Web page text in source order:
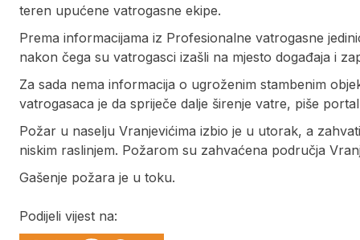
teren upućene vatrogasne ekipe.
Prema informacijama iz Profesionalne vatrogasne
nakon čega su vatrogasci izašli na mjesto događaja i
Za sada nema informacija o ugroženim stambenim
vatrogasaca je da spriječe dalje širenje vatre, piše
Požar u naselju Vranjevićima izbio je u utorak, a
niskim raslinjem. Požarom su zahvaćena područja
Gašenje požara je u toku.
Podijeli vijest na: